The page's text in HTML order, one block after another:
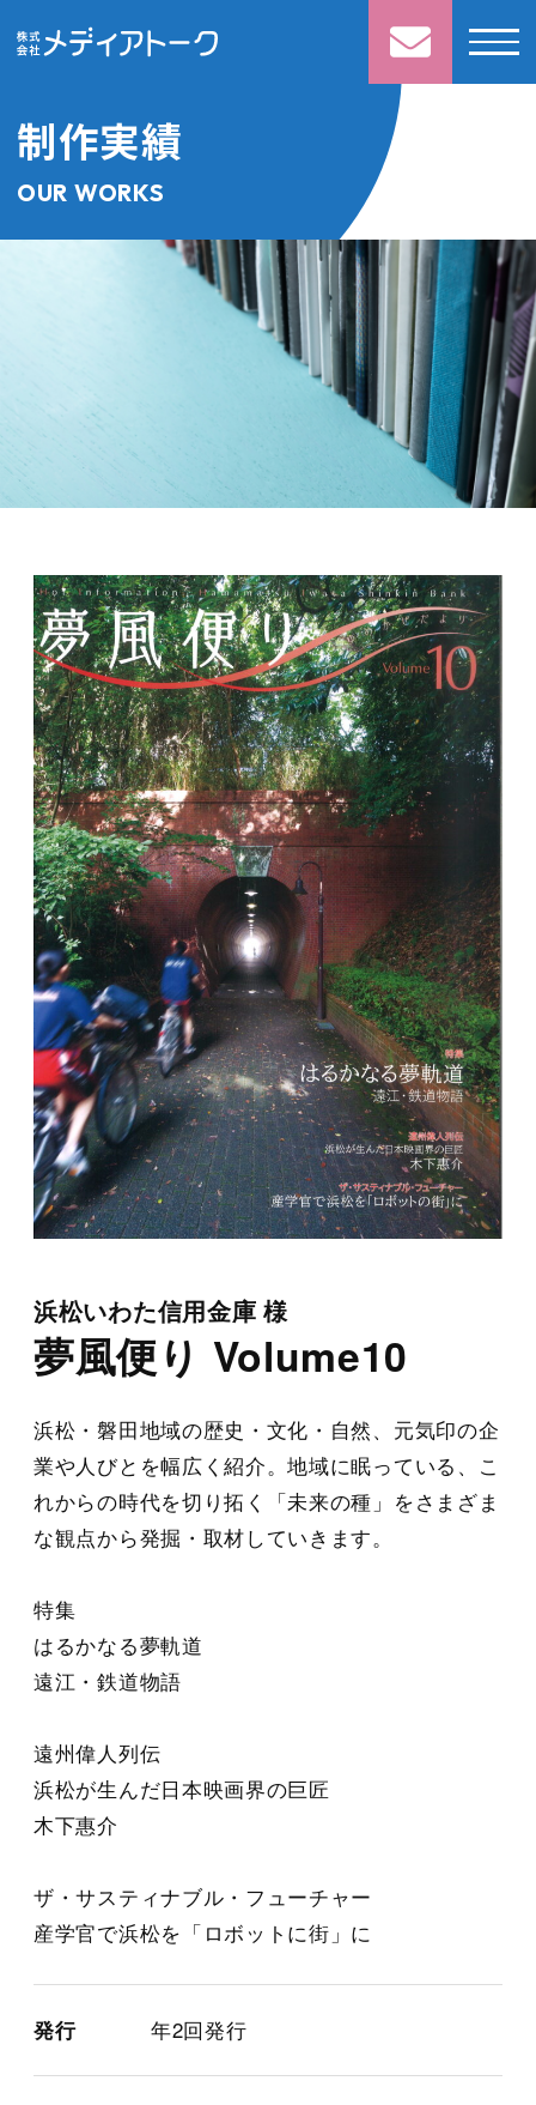
制作実績
OUR WORKS
浜松いわた信用金庫 様
夢風便り Volume10
浜松・磐田地域の歴史・文化・自然、元気印の企
業や人びとを幅広く紹介。地域に眠っている、こ
れからの時代を切り拓く「未来の種」をさまざま
な観点から発掘・取材していきます。
特集
はるかなる夢軌道
遠江・鉄道物語
遠州偉人列伝
浜松が生んだ日本映画界の巨匠
木下惠介
ザ・サスティナブル・フューチャー
産学官で浜松を「ロボットに街」に
発行 年2回発行